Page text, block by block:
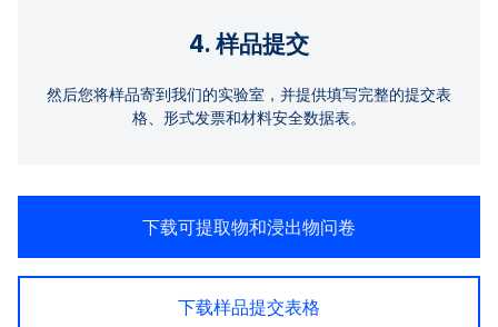
4. 样品提交
然后您将样品寄到我们的实验室，并提供填写完整的提交表
格、形式发票和材料安全数据表。
下载可提取物和浸出物问卷
下载样品提交表格